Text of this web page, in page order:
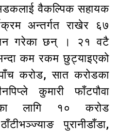
वैकल्पिक सहायक
अन्तर्गत राखेर ६७
गरेका छन् । २१ वटै
कम रकम छुट्याइएको
करोड, सात करोडका
कुमारी फाँटपौवा
लागि १० करोड
पुरानीडाँडा,